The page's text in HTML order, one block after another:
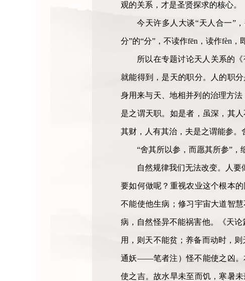
观的关系，才是圣贤探求的核心。
今天许多人大谈“天人合一”
分”的“分”，不读作fēn，读作fèn，
所以在专题讨论天人关系的
就能得到，是天的职分。人的职
身用来与天、地相并列的治理方
是之谓天职。如是者，虽深，其
其财，人有其治，夫是之谓能参
“舍其所以参，而愿其所参”，
自然规律我们无法改变。人
要如何做呢？重视农业这个根本
不能使他生病；修习宇宙大道智
病，自然怪异不能祸害他。《天
用，则天不能贫；养备而动时，
通妖——笔者注）怪不能使之凶。
使之吉。故水旱未至而饥，寒暑